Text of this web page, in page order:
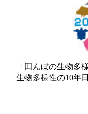
「田んぼの生物多
生物多様性の10年